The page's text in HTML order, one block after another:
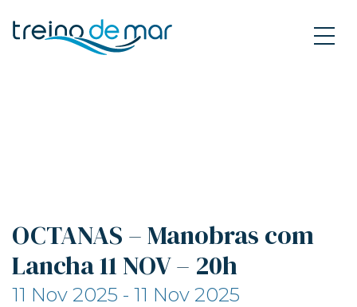
OCTANAS – Manobras com
Lancha 11 NOV – 20h
11 Nov 2025 - 11 Nov 2025